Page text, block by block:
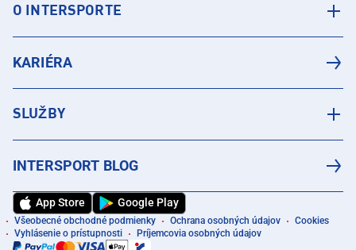
O INTERSPORTE
KARIÉRA
SLUŽBY
INTERSPORT BLOG
App Store Google Play
Všeobecné obchodné podmienky Ochrana osobných údajov
Cookies
Vyhlásenie o prístupnosti
Príjemcovia osobných údajov